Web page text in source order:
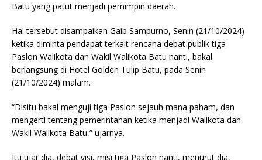
Batu yang patut menjadi pemimpin daerah.
Hal tersebut disampaikan Gaib Sampurno, Senin (21/10/2024)
ketika diminta pendapat terkait rencana debat publik tiga
Paslon Walikota dan Wakil Walikota Batu nanti, bakal
berlangsung di Hotel Golden Tulip Batu, pada Senin
(21/10/2024) malam.
“Disitu bakal menguji tiga Paslon sejauh mana paham, dan
mengerti tentang pemerintahan ketika menjadi Walikota dan
Wakil Walikota Batu,” ujarnya.
Itu ujar dia, debat visi, misi tiga Paslon nanti, menurut dia,